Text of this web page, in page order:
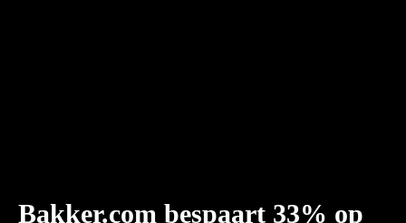
Bakker.com bespaart 33% op